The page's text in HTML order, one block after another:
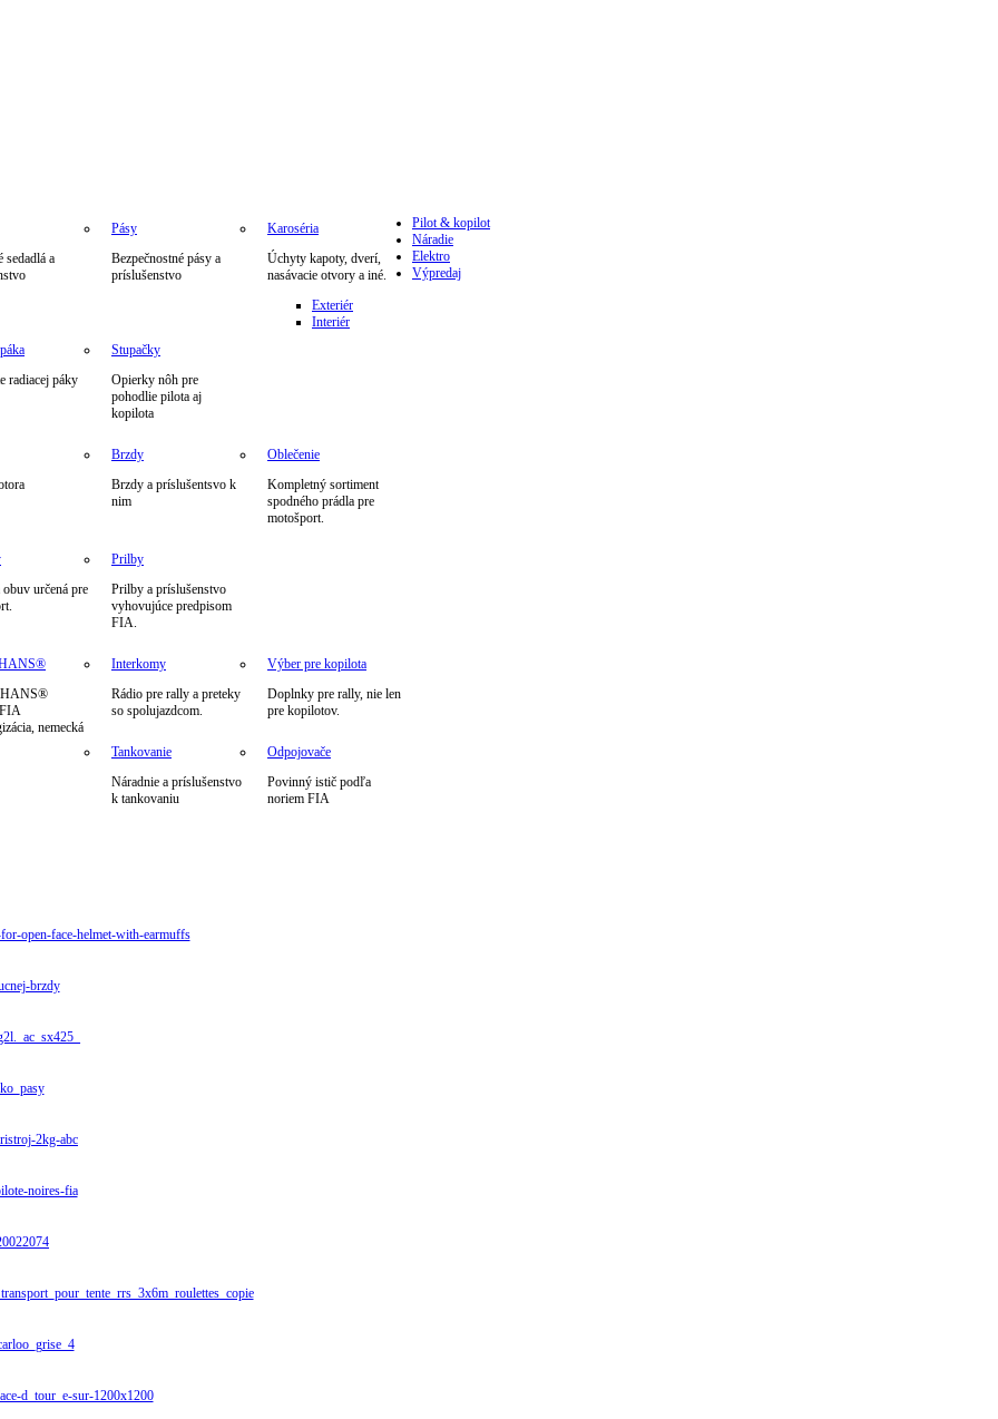
sedadlá a
Pásy
Bezpečnostné pásy a
príslušenstvo
Karoséria
Úchyty kapoty, dverí,
nasávacie otvory a iné.
Exteriér
Interiér
radiacej páky
Stupačky
Opierky nôh pre
pohodlie pilota aj
kopilota
Brzdy
Brzdy a príslušentsvo k
nim
Pilot & kopilot
Oblečenie
Kompletný sortiment
spodného prádla pre
motošport.
určená pre
Prilby
Prilby a príslušenstvo
vyhovujúce predpisom
FIA.
HANS®
nemecká
Interkomy
Rádio pre rally a preteky
so spolujazdcom.
Výber pre kopilota
Doplnky pre rally, nie len
pre kopilotov.
Náradie
Tankovanie
Náradnie a príslušenstvo
k tankovaniu
Elektro
Odpojovače
Povinný istič podľa
noriem FIA
Výpredaj